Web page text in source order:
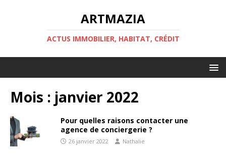
ARTMAZIA
ACTUS IMMOBILIER, HABITAT, CRÉDIT
Mois : janvier 2022
Pour quelles raisons contacter une
agence de conciergerie ?
26 janvier 2022 Nathalie